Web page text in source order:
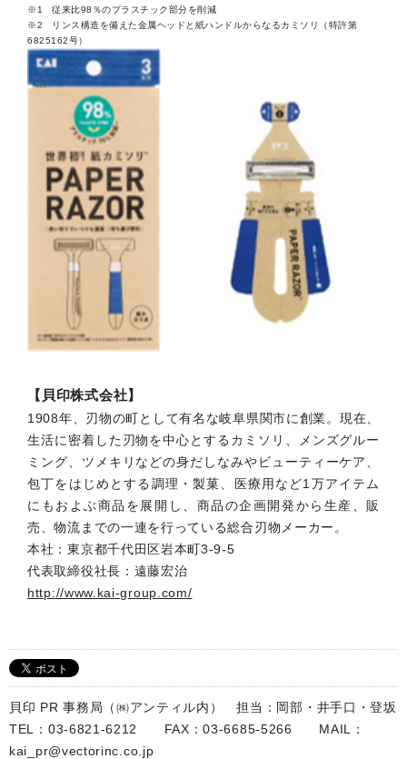
従来比98％のプラスチック部分を削減
リンス構造を備えた金属ヘッドと紙ハンドルからなるカミソリ（特許第
6825162号）
【貝印株式会社】
1908年、刃物の町として有名な岐阜県関市に創業。現在、
生活に密着した刃物を中心とするカミソリ、メンズグルー
ミング、ツメキリなどの身だしなみやビューティーケア、
包丁をはじめとする調理・製菓、医療用など1万アイテム
にもおよぶ商品を展開し、商品の企画開発から生産、販
売、物流までの一連を行っている総合刃物メーカー。
本社：東京都千代田区岩本町3-9-5
代表取締役社長：遠藤宏治
http://www.kai-group.com/
貝印 PR 事務局（㈱アンティル内） 担当：岡部・井手口・登坂
TEL：03-6821-6212 FAX：03-6685-5266 MAIL：
kai_pr@vectorinc.co.jp